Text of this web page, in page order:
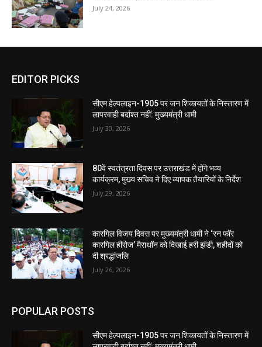
July 24, 2026
EDITOR PICKS
सीएम हेल्पलाइन-1905 पर जन शिकायतों के निस्तारण में
लापरवाही बर्दाश्त नहीं: मुख्यमंत्री धामी
July 30, 2026
80वें स्वतंत्रता दिवस पर उत्तराखंड में होंगे भव्य
कार्यक्रम, मुख्य सचिव ने दिए व्यापक तैयारियों के निर्देश
July 29, 2026
कारगिल विजय दिवस पर मुख्यमंत्री धामी ने ‘रन फॉर
कारगिल हीरोज’ मैराथॉन को दिखाई हरी झंडी, शहीदों को
दी श्रद्धांजलि
July 26, 2026
POPULAR POSTS
सीएम हेल्पलाइन-1905 पर जन शिकायतों के निस्तारण में